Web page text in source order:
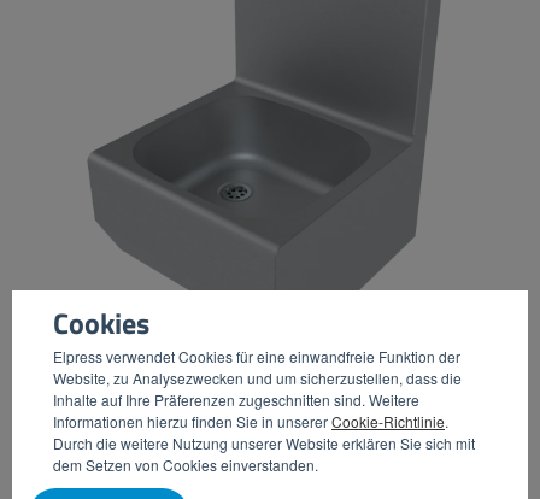
Cookies
Elpress verwendet Cookies für eine einwandfreie Funktion der
Website, zu Analysezwecken und um sicherzustellen, dass die
Inhalte auf Ihre Präferenzen zugeschnitten sind. Weitere
Informationen hierzu finden Sie in unsererCookie-Richtlinie.
Durch die weitere Nutzung unserer Website erklären Sie sich mit
dem Setzen von Cookies einverstanden.
WASCHBECKEN